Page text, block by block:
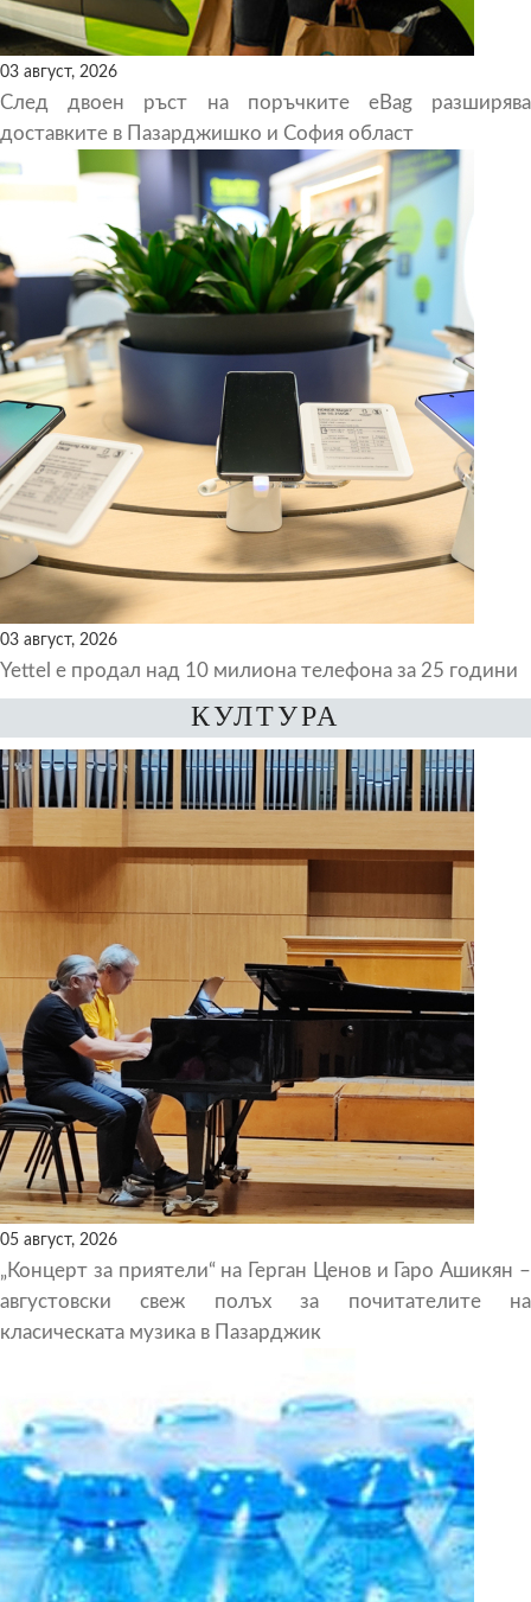
03 август, 2026
След двоен ръст на поръчките eBag разширява
доставките в Пазарджишко и София област
03 август, 2026
Yettel е продал над 10 милиона телефона за 25 години
КУЛТУРА
05 август, 2026
„Концерт за приятели“ на Герган Ценов и Гаро Ашикян –
августовски свеж полъх за почитателите на
класическата музика в Пазарджик